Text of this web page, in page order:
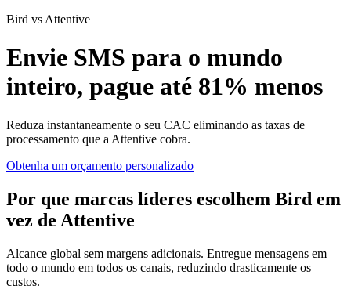
Bird vs Attentive
Envie SMS para o mundo
inteiro, pague até 81% menos
Reduza instantaneamente o seu CAC eliminando as taxas de
processamento que a Attentive cobra.
Obtenha um orçamento personalizado
Por que marcas líderes escolhem Bird em
vez de Attentive
Alcance global sem margens adicionais. Entregue mensagens em
todo o mundo em todos os canais, reduzindo drasticamente os
custos.